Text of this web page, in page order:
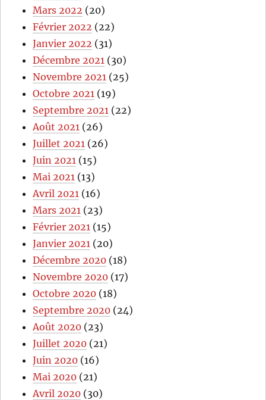
Mars 2022 (20)
Février 2022 (22)
Janvier 2022 (31)
Décembre 2021 (30)
Novembre 2021 (25)
Octobre 2021 (19)
Septembre 2021 (22)
Août 2021 (26)
Juillet 2021 (26)
Juin 2021 (15)
Mai 2021 (13)
Avril 2021 (16)
Mars 2021 (23)
Février 2021 (15)
Janvier 2021 (20)
Décembre 2020 (18)
Novembre 2020 (17)
Octobre 2020 (18)
Septembre 2020 (24)
Août 2020 (23)
Juillet 2020 (21)
Juin 2020 (16)
Mai 2020 (21)
Avril 2020 (30)